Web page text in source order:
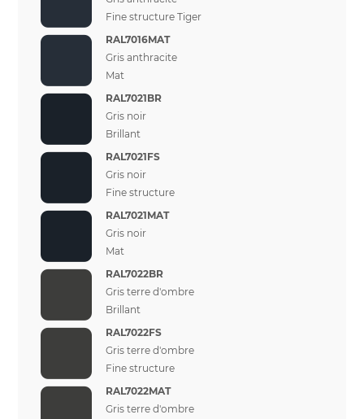
Fine structure Tiger
RAL7016MAT
Gris anthracite
Mat
RAL7021BR
Gris noir
Brillant
RAL7021FS
Gris noir
Fine structure
RAL7021MAT
Gris noir
Mat
RAL7022BR
Gris terre d'ombre
Brillant
RAL7022FS
Gris terre d'ombre
Fine structure
RAL7022MAT
Gris terre d'ombre